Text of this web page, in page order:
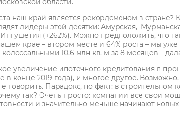
области.
наш край является рекордсменом в стране?
лидеры этой десятки: Амурская,
(+262%). Можно предположить, что
крае – втором месте и 64% роста – мы
10,6 млн кв. м за 8 месяцев –
увеличение ипотечного кредитования в
конце 2019 года), и многое другое.
говорить. Парадокс, но факт: в строительном
так? Очень просто: компании все свои
и значительно меньше начинают новых